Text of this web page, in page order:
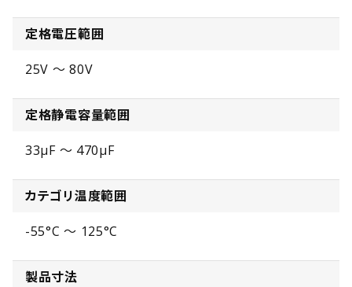
定格電圧範囲
25V ～ 80V
定格静電容量範囲
33µF ～ 470µF
カテゴリ温度範囲
-55°C ～ 125°C
製品寸法